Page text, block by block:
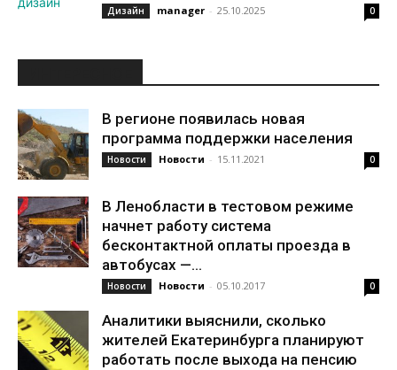
Дизайн manager - 25.10.2025 0
В регионе появилась новая
программа поддержки населения
Новости Новости - 15.11.2021 0
В Ленобласти в тестовом режиме
начнет работу система
бесконтактной оплаты проезда в
автобусах —...
Новости Новости - 05.10.2017 0
Аналитики выяснили, сколько
жителей Екатеринбурга планируют
работать после выхода на пенсию